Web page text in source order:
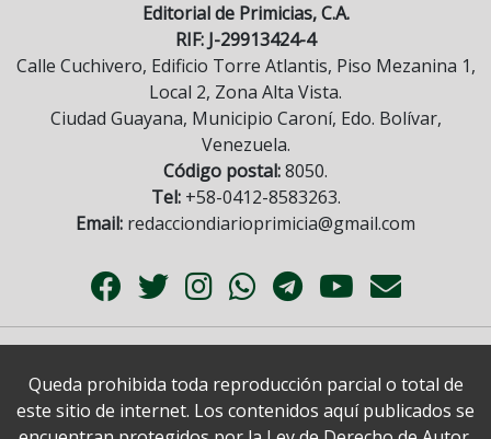
Editorial de Primicias, C.A.
RIF: J-29913424-4
Calle Cuchivero, Edificio Torre Atlantis, Piso Mezanina 1,
Local 2, Zona Alta Vista.
Ciudad Guayana, Municipio Caroní, Edo. Bolívar,
Venezuela.
Código postal:8050.
Tel:+58-0412-8583263.
Email: redacciondiarioprimicia@gmail.com
Queda prohibida toda reproducción parcial o total de
este sitio de internet. Los contenidos aquí publicados se